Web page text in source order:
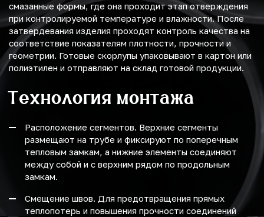
смазанные формы, где она проходит этап отверждения
при контролируемой температуре и влажности. После
затвердевания изделия проходят контроль качества на
соответствие показателям плотности, прочности и
геометрии. Готовые скорлупы упаковывают в картон или
полиэтилен и отправляют на склад готовой продукции.
Технология монтажа
Расположение сегментов. Верхние сегменты
размещают на трубе и фиксируют по поперечным
тепловым замкам, а нижние элементы соединяют
между собой и с верхним рядом по продольным
замкам.
Смещение швов. Для предотвращения прямых
теплопотерь и повышения прочности соединений